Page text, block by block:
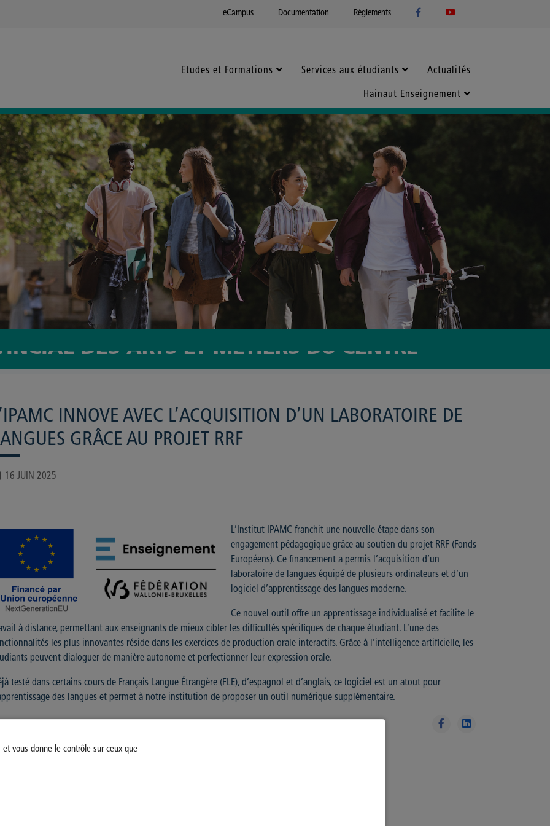
vous donne le contrôle sur ceux que
eCampus Documentation Règlements
Etudes et Formations Services aux étudiants Actualités
Hainaut Enseignement
DES ARTS ET MÉTIERS DU CENTRE
INNOVE AVEC L’ACQUISITION D’UN LABORATOIRE DE
GRÂCE AU PROJET RRF
16 JUIN 2025
L’Institut IPAMC franchit une nouvelle étape dans son
engagement pédagogique grâce au soutien du projet RRF (Fonds
Européens). Ce financement a permis l’acquisition d’un
laboratoire de langues équipé de plusieurs ordinateurs et d’un
logiciel d’apprentissage des langues moderne.
Ce nouvel outil offre un apprentissage individualisé et facilite le
à distance, permettant aux enseignants de mieux cibler les difficultés spécifiques de chaque étudiant. L’une des
les plus innovantes réside dans les exercices de production orale interactifs. Grâce à l’intelligence artificielle, les
peuvent dialoguer de manière autonome et perfectionner leur expression orale.
testé dans certains cours de Français Langue Étrangère (FLE), d’espagnol et d’anglais, ce logiciel est un atout pour
des langues et permet à notre institution de proposer un outil numérique supplémentaire.